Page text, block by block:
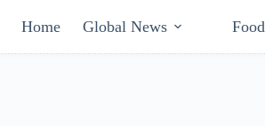
Home Global News Food